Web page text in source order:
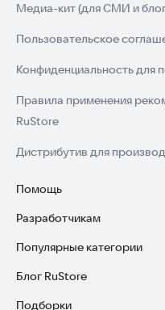
Медиа-кит (для СМИ и
Пользовательское
Конфиденциальность для
Правила применения
RuStore
Дистрибутив для
Помощь
Установка RuStore на TV
Установка RuStore на
Установка RuStore в машину
Разработчикам
Зарабатывать с RuStore
Стать разработчиком
Популярные категории
Игры для Android
Блог RuStore
Подборки